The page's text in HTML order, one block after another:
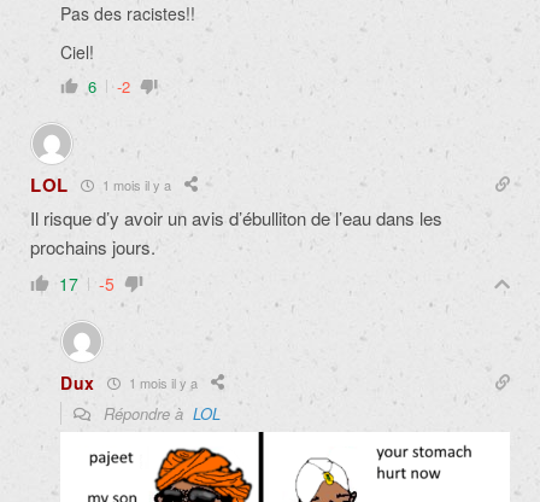
Pas des racistes!!
Ciel!
6 -2
LOL 1 mois il y a
Il risque d’y avoir un avis d’ébulliton de l’eau dans les
prochains jours.
17 -5
Dux 1 mois il y a
Répondre à LOL